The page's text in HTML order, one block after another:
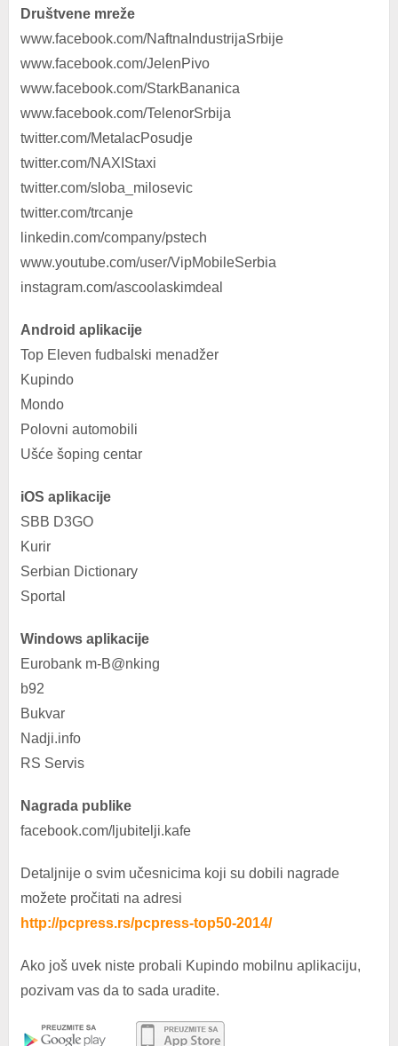
Društvene mreže
www.facebook.com/NaftnaIndustrijaSrbije
www.facebook.com/JelenPivo
www.facebook.com/StarkBananica
www.facebook.com/TelenorSrbija
twitter.com/MetalacPosudje
twitter.com/NAXIStaxi
twitter.com/sloba_milosevic
twitter.com/trcanje
linkedin.com/company/pstech
www.youtube.com/user/VipMobileSerbia
instagram.com/ascoolaskimdeal
Android aplikacije
Top Eleven fudbalski menadžer
Kupindo
Mondo
Polovni automobili
Ušće šoping centar
iOS aplikacije
SBB D3GO
Kurir
Serbian Dictionary
Sportal
Windows aplikacije
Eurobank m-B@nking
b92
Bukvar
Nadji.info
RS Servis
Nagrada publike
facebook.com/ljubitelji.kafe
Detaljnije o svim učesnicima koji su dobili nagrade
možete pročitati na adresi
http://pcpress.rs/pcpress-top50-2014/
Ako još uvek niste probali Kupindo mobilnu aplikaciju,
pozivam vas da to sada uradite.